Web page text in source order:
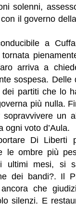
solenni,
il governo
a
arriva a
sospesa. Delle
partiti che lo
più nulla.
un
ogni voto d’Aula.
Di Liberti
le ombre più
ultimi mesi, si
dei bandi?. Il
che
silenzi. E